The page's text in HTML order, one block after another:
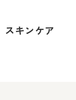
スキンケア